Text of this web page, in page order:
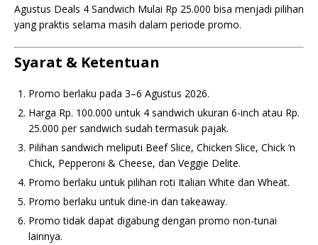
Agustus Deals 4 Sandwich Mulai Rp 25.000 bisa menjadi pilihan
yang praktis selama masih dalam periode promo.
Syarat & Ketentuan
Promo berlaku pada 3–6 Agustus 2026.
Harga Rp. 100.000 untuk 4 sandwich ukuran 6-inch atau Rp.
25.000 per sandwich sudah termasuk pajak.
Pilihan sandwich meliputi Beef Slice, Chicken Slice, Chick ‘n
Chick, Pepperoni & Cheese, dan Veggie Delite.
Promo berlaku untuk pilihan roti Italian White dan Wheat.
Promo berlaku untuk dine-in dan takeaway.
Promo tidak dapat digabung dengan promo non-tunai
lainnya.